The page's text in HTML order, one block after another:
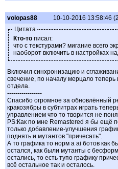
volopas88 10-10-2016 13:58:46
Цитата
Кто-то писал:
что с текстурами? мигание всего
наоборот включить в настройках
Включил синхронизацию и
свечение, по началу мерцало теперь
отдела.
-----------------
Спасибо огромное за обновлённый
кракозябры в субтитрах играть
управлением что то творится не
PS:Как по мне Remastered я бы ещё
только добавление-улучшения
поднять и мутантов "причесать".
А то графика то норм а ai ботов как
остался, как были мутанты с
остались, то есть тупо графику
всё остальное так и осталось.